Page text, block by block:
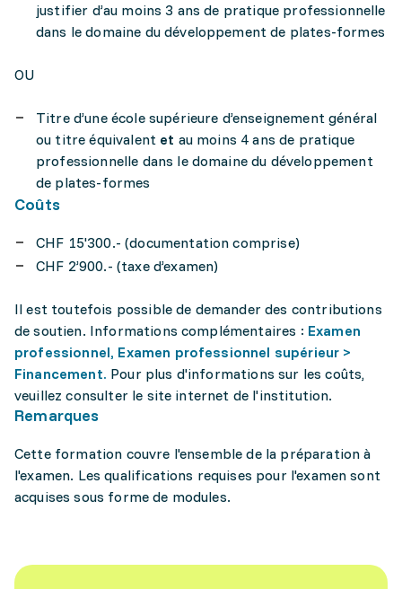
justifier d’au moins 3 ans de pratique professionnelle
dans le domaine du développement de plates-formes
OU
Titre d’une école supérieure d’enseignement général
ou titre équivalent et au moins 4 ans de pratique
professionnelle dans le domaine du développement
de plates-formes
Coûts
CHF 15'300.- (documentation comprise)
CHF 2’900.- (taxe d’examen)
Il est toutefois possible de demander des contributions
de soutien. Informations complémentaires : Examen
professionnel, Examen professionnel supérieur >
Financement. Pour plus d'informations sur les coûts,
veuillez consulter le site internet de l'institution.
Remarques
Cette formation couvre l'ensemble de la préparation à
l'examen. Les qualifications requises pour l'examen sont
acquises sous forme de modules.